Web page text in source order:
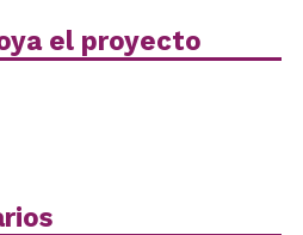
el proyecto